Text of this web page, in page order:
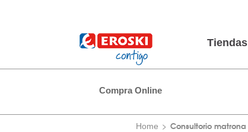
Tiendas
Compra Online
Home Consultorio matrona